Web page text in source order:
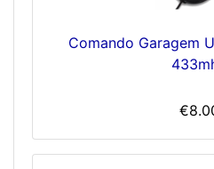
Comando Garagem